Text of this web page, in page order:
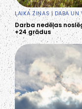
LAIKA ZIŅAS|DABA UN
Darba nedēļas
+24 grādus